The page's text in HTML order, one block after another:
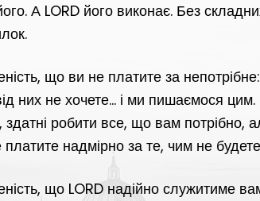
А LORD його виконає. Без
що ви не платите за
них не хочете... і ми пишаємося
здатні робити все, що вам потрібно,
надмірно за те, чим не
що LORD надійно служитиме